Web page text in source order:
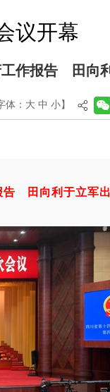
议开幕
作报告 田向
体： 大 中 小】
告 田向利于立军